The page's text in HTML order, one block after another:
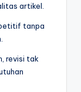
artikel.
tanpa
revisi tak